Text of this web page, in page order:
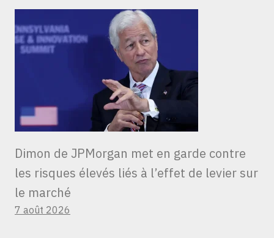
Dimon de JPMorgan met en garde contre
les risques élevés liés à l’effet de levier sur
le marché
7 août 2026